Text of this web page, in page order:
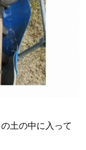
土の中に入って